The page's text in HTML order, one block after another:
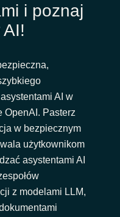
i poznaj
AI w
OpenAI. Pasterz
w bezpiecznym
użytkownikom
asystentami AI
z modelami LLM,